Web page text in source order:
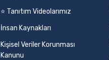
⭐ Tanıtım Videolarımız
İnsan Kaynakları
Kişisel Veriler Korunması
Kanunu